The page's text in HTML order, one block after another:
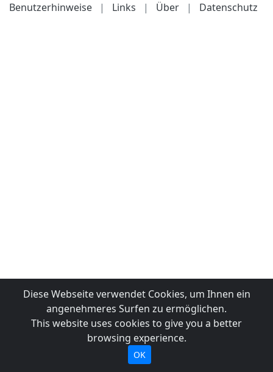
Benutzerhinweise
| Links | Über | Datenschutz
Diese Webseite verwendet Cookies, um Ihnen ein
angenehmeres Surfen zu ermöglichen.
This website uses cookies to give you a better
browsing experience.
OK